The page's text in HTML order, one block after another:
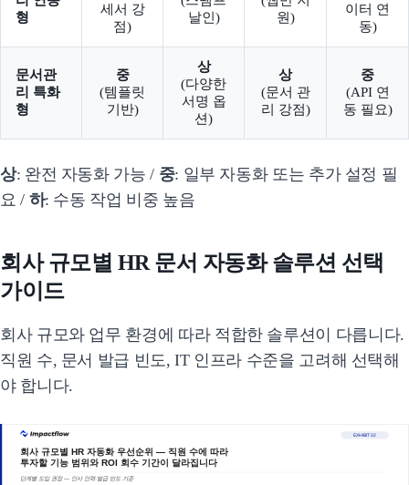
형
세서 강
점)
날인)
원)
이터 연
동)
문서관
리 특화
형
중
(템플릿
기반)
상
(다양한
서명 옵
션)
상
(문서 관
리 강점)
중
(API 연
동 필요)
상: 완전 자동화 가능 / 중: 일부 자동화 또는 추가 설정 필
요 / 하: 수동 작업 비중 높음
회사 규모별 HR 문서 자동화 솔루션 선택
가이드
회사 규모와 업무 환경에 따라 적합한 솔루션이 다릅니다.
직원 수, 문서 발급 빈도, IT 인프라 수준을 고려해 선택해
야 합니다.
EXHIBIT 02
회사 규모별 HR 자동화 우선순위 — 직원 수에 따라
투자할 기능 범위와 ROI 회수 기간이 달라집니다
단계별 도입 권장 — 인사 인력·발급 빈도 기준